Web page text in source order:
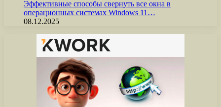
Эффективные способы свернуть все окна в
операционных системах Windows 11…
08.12.2025